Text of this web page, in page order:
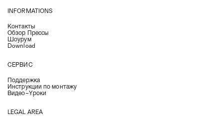
INFORMATIONS
Контакты
Обзор Прессы
Шоурум
Download
СЕРВИС
Поддержка
Инструкции по монтажу
Видео–Yроки
LEGAL AREA